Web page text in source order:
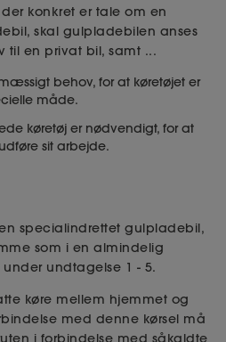
konkret er tale om en
skal gulpladebilen anses
til en privat bil, samt ...
behov, for at køretøjet er
måde.
køretøj er nødvendigt, for at
sit arbejde.
specialindrettet gulpladebil,
som i en almindelig
undtagelse 1 - 5.
køre mellem hjemmet og
med denne kørsel må
i forbindelse med såkaldte